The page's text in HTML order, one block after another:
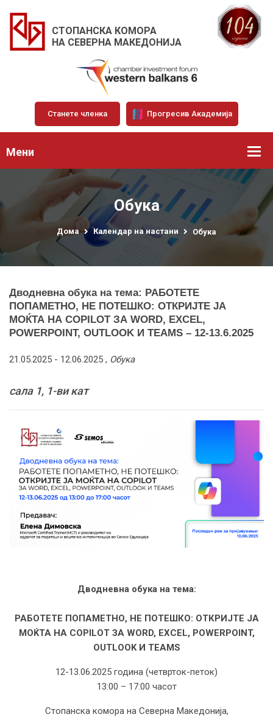
СТОПАНСКА КОМОРА
НА СЕВЕРНА МАКЕДОНИЈА
Станете членка Прогресив Академија
Мени
Обука
Дома Календар на настани Обука
Дводневна обука на тема: РАБОТЕТЕ
ПОПАМЕТНО, НЕ ПОТЕШКО: ОТКРИЈТЕ ЈА
МОЌТА НА COPILOT ЗА WORD, EXCEL,
POWERPOINT, OUTLOOK И TEAMS – 12-13.6.2025
21.05.2025 - 12.06.2025 , Обука
сала 1, 1-ви кат
Дводневна обука на тема:
РАБОТЕТЕ ПОПАМЕТНО, НЕ ПОТЕШКО: ОТКРИЈТЕ ЈА
МОЌТА НА COPILOT ЗА WORD, EXCEL, POWERPOINT,
OUTLOOK И TEAMS
12-13.06.2025 година (четврток-петок)
13:00 – 17:00 часот
Стопанска комора на Северна Македонија,